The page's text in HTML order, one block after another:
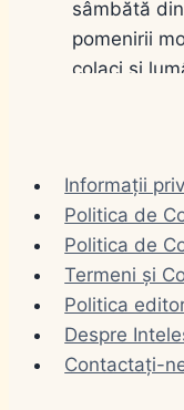
sâmbătă
pomenirii
colaci și
Pe…
Informații
Politica de
Politica de
Termeni și
Politica
Despre
Contactați-